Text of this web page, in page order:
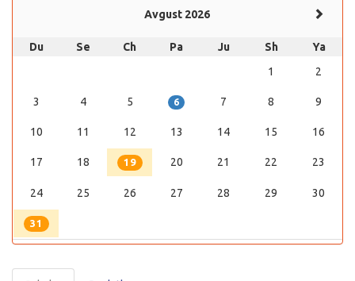
Avgust 2026
Du Se Ch Pa Ju Sh
Ya
1
2
3 4 5 6 7 8 9
10 11 12 13 14 15 16
17 18 19 20 21 22 23
24 25 26 27 28 29 30
31